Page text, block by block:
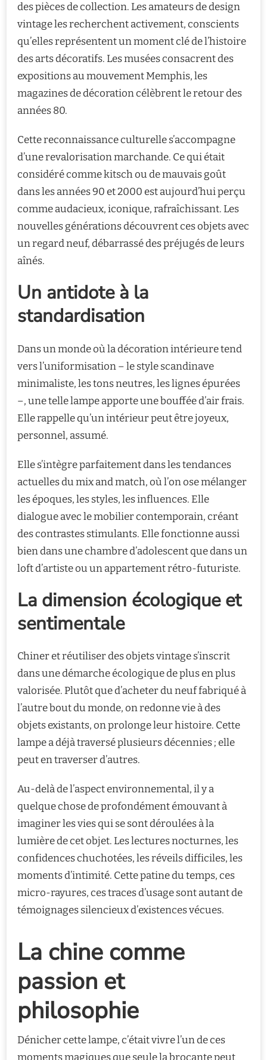
des pièces de collection. Les amateurs de design
vintage les recherchent activement, conscients
qu’elles représentent un moment clé de l’histoire
des arts décoratifs. Les musées consacrent des
expositions au mouvement Memphis, les
magazines de décoration célèbrent le retour des
années 80.
Cette reconnaissance culturelle s’accompagne
d’une revalorisation marchande. Ce qui était
considéré comme kitsch ou de mauvais goût
dans les années 90 et 2000 est aujourd’hui perçu
comme audacieux, iconique, rafraîchissant. Les
nouvelles générations découvrent ces objets avec
un regard neuf, débarrassé des préjugés de leurs
aînés.
Un antidote à la
standardisation
Dans un monde où la décoration intérieure tend
vers l’uniformisation – le style scandinave
minimaliste, les tons neutres, les lignes épurées
–, une telle lampe apporte une bouffée d’air frais.
Elle rappelle qu’un intérieur peut être joyeux,
personnel, assumé.
Elle s’intègre parfaitement dans les tendances
actuelles du mix and match, où l’on ose mélanger
les époques, les styles, les influences. Elle
dialogue avec le mobilier contemporain, créant
des contrastes stimulants. Elle fonctionne aussi
bien dans une chambre d’adolescent que dans un
loft d’artiste ou un appartement rétro-futuriste.
La dimension écologique et
sentimentale
Chiner et réutiliser des objets vintage s’inscrit
dans une démarche écologique de plus en plus
valorisée. Plutôt que d’acheter du neuf fabriqué à
l’autre bout du monde, on redonne vie à des
objets existants, on prolonge leur histoire. Cette
lampe a déjà traversé plusieurs décennies ; elle
peut en traverser d’autres.
Au-delà de l’aspect environnemental, il y a
quelque chose de profondément émouvant à
imaginer les vies qui se sont déroulées à la
lumière de cet objet. Les lectures nocturnes, les
confidences chuchotées, les réveils difficiles, les
moments d’intimité. Cette patine du temps, ces
micro-rayures, ces traces d’usage sont autant de
témoignages silencieux d’existences vécues.
La chine comme
passion et
philosophie
Dénicher cette lampe, c’était vivre l’un de ces
moments magiques que seule la brocante peut